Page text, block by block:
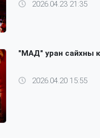
2026.04.23 21:35
"МАД" уран сайхны
2026.04.20 15:55